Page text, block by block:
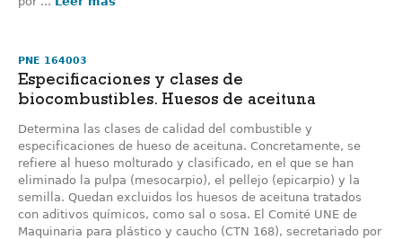
PNE 164003
Especificaciones y clases de
biocombustibles. Huesos de aceituna
Determina las clases de calidad del combustible y
especificaciones de hueso de aceituna. Concretamente, se
refiere al hueso molturado y clasificado, en el que se han
eliminado la pulpa (mesocarpio), el pellejo (epicarpio) y la
semilla. Quedan excluidos los huesos de aceituna tratados
con aditivos químicos, como sal o sosa. El Comité UNE de
Maquinaria para plástico y caucho (CTN 168), secretariado por